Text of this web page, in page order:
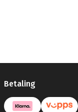
Betaling